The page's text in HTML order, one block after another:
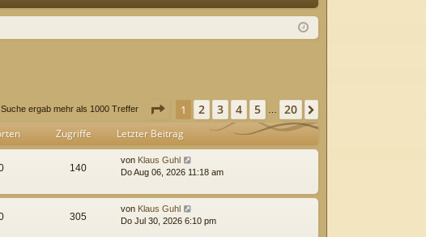
Q m ist
Suche ergab mehr als 1000 Treffer Seite 1von 20
1 2 3 4 5 20
Zugriffe Letzter Beitrag
140
von Klaus Guhl
Do Aug 06, 2026 11:18 am
305
von Klaus Guhl
Do Jul 30, 2026 6:10 pm